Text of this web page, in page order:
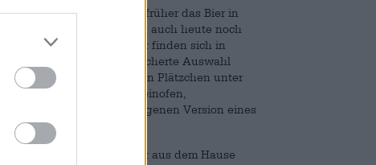
Genusskultur: Dort, wo früher das Bier in
gereift wurde, trinkt man auch heute noch
Biergärten und Keller finden sich in
hat eine breit gefächerte Auswahl
und Gärten mit schattigen Plätzchen unter
Brot aus dem Steinofen,
gutem Senf und ihrer eigenen Version eines
Hallerndorfer Kellerbier aus dem Hause